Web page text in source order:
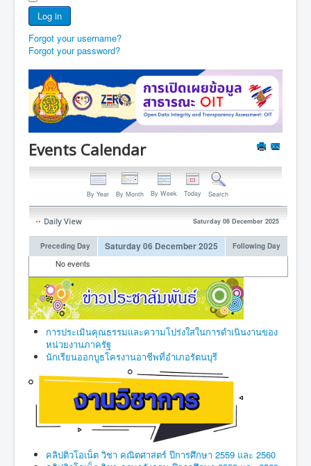
Log in
Forgot your username?
Forgot your password?
Events Calendar
By Year By Month By Week Today Search
Daily View Saturday 06 December 2025
Preceding Day Saturday 06 December 2025 Following Day
No events
การประเมินคุณธรรมและความโปร่งใสในการดำเนินงานของ
หน่วยงานภาครัฐ
นักเรียนออกบูธโครงานอาชีพที่อำเภอรัตนบุรี
คลิปติวโอเน็ต วิชา คณิตศาสตร์ ปีการศึกษา 2559 และ 2560